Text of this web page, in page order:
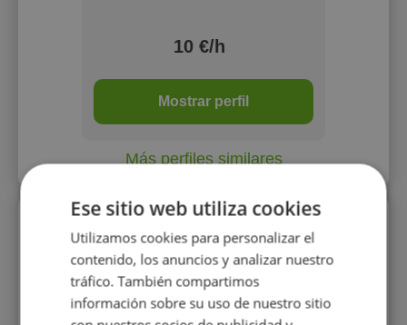
10 €/h
Mostrar perfil
Más perfiles similares
Perfiles vistos
Ese sitio web utiliza cookies
Utilizamos cookies para personalizar el
contenido, los anuncios y analizar nuestro
tráfico. También compartimos
información sobre su uso de nuestro sitio